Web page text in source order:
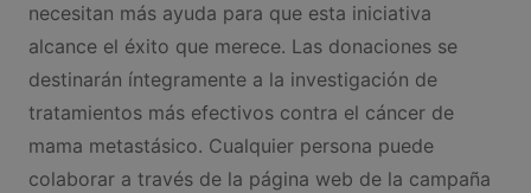
necesitan más ayuda para que esta iniciativa
alcance el éxito que merece. Las donaciones se
destinarán íntegramente a la investigación de
tratamientos más efectivos contra el cáncer de
mama metastásico. Cualquier persona puede
colaborar a través de la página web de la campaña